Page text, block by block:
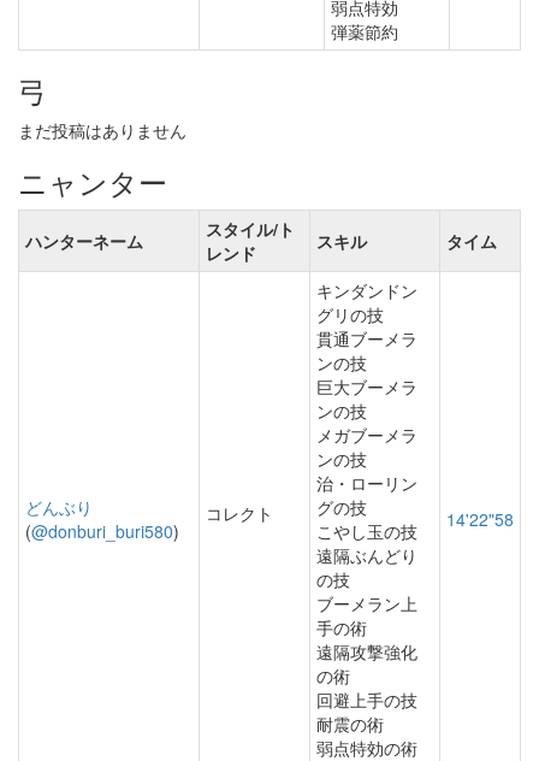
弱点特効
弾薬節約
弓
まだ投稿はありません
ニャンター
ハンターネーム
スタイル/ト
レンド
スキル タイム
どんぶり
(@donburi_buri580)
コレクト
キンダンドン
グリの技
貫通ブーメラ
ンの技
巨大ブーメラ
ンの技
メガブーメラ
ンの技
治・ローリン
グの技
こやし玉の技
遠隔ぶんどり
の技
ブーメラン上
手の術
遠隔攻撃強化
の術
回避上手の技
耐震の術
弱点特効の術
14'22"58